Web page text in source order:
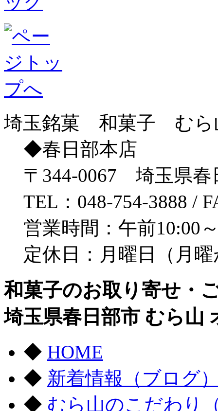
埼玉銘菓 和菓子 むら
◆春日部本店
〒344-0067 埼玉県春
TEL：048-754-3888 /
営業時間：午前10:00
定休日：月曜日（月
和菓子のお取り寄せ・
埼玉県春日部市 むら山
◆ HOME
◆ 新着情報（ブログ
◆ むら山のこだわり